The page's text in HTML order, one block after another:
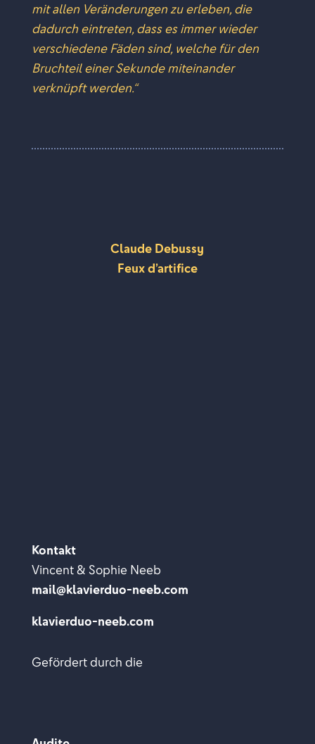
mit allen Veränderungen zu erleben, die
dadurch eintreten, dass es immer wieder
verschiedene Fäden sind, welche für den
Bruchteil einer Sekunde miteinander
verknüpft werden.“
Claude Debussy
Feux d’artifice
Kontakt
Vincent & Sophie Neeb
mail@klavierduo-neeb.com
klavierduo-neeb.com
Gefördert durch die